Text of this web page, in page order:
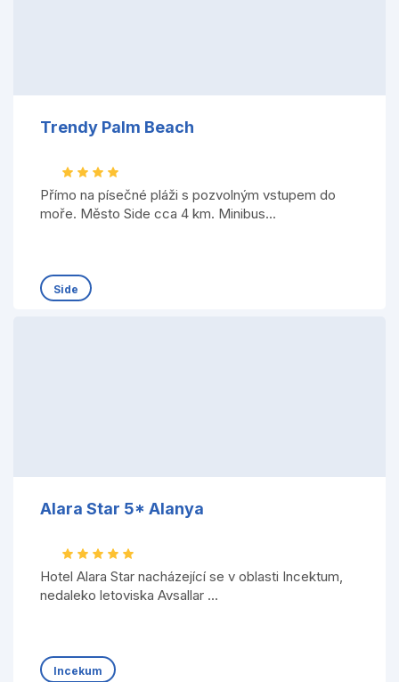
Trendy Palm Beach
Přímo na písečné pláži s pozvolným vstupem do
moře. Město Side cca 4 km. Minibus...
Side
Alara Star 5* Alanya
Hotel Alara Star nacházející se v oblasti Incektum,
nedaleko letoviska Avsallar ...
Incekum